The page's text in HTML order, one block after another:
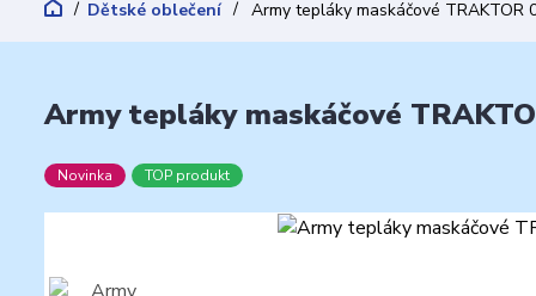
Dětské oblečení Army tepláky maskáčové TRAKTOR
Army tepláky maskáčové
Novinka TOP produkt